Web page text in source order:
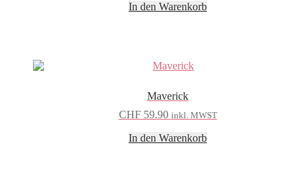
In den Warenkorb
Maverick
CHF59.90 inkl. MWST
In den Warenkorb